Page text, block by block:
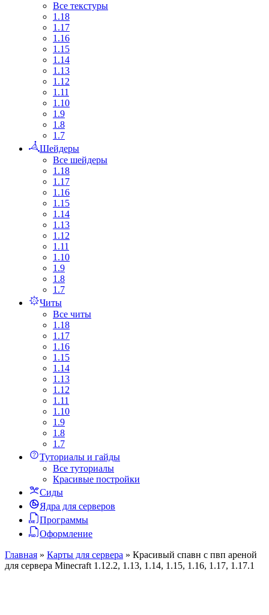
Все текстуры
1.18
1.17
1.16
1.15
1.14
1.13
1.12
1.11
1.10
1.9
1.8
1.7
Шейдеры
Все шейдеры
1.18
1.17
1.16
1.15
1.14
1.13
1.12
1.11
1.10
1.9
1.8
1.7
Читы
Все читы
1.18
1.17
1.16
1.15
1.14
1.13
1.12
1.11
1.10
1.9
1.8
1.7
Туториалы и гайды
Все туториалы
Красивые постройки
Сиды
Ядра для серверов
Программы
Оформление
Главная » Карты для сервера » Красивый спавн с пвп ареной
для сервера Minecraft 1.12.2, 1.13, 1.14, 1.15, 1.16, 1.17, 1.17.1